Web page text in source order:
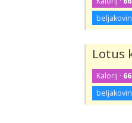
Lotus
Kalorij · 66